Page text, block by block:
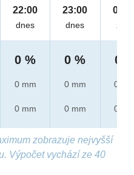
22:00
dnes
0 %
0 mm
0 mm
23:00
dnes
0 %
0 mm
0 mm
00:00
zítra
0 %
0 mm
0 mm
zobrazuje nejvyšší
Výpočet vychází ze 40